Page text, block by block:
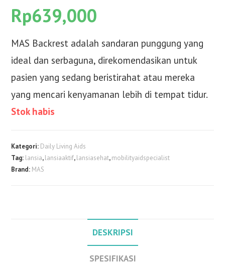
Rp639,000
MAS Backrest adalah sandaran punggung yang
ideal dan serbaguna, direkomendasikan untuk
pasien yang sedang beristirahat atau mereka
yang mencari kenyamanan lebih di tempat tidur.
Stok habis
Kategori: Daily Living Aids
Tag: lansia,lansiaaktif,lansiasehat,mobilityaidspecialist
Brand: MAS
DESKRIPSI
SPESIFIKASI